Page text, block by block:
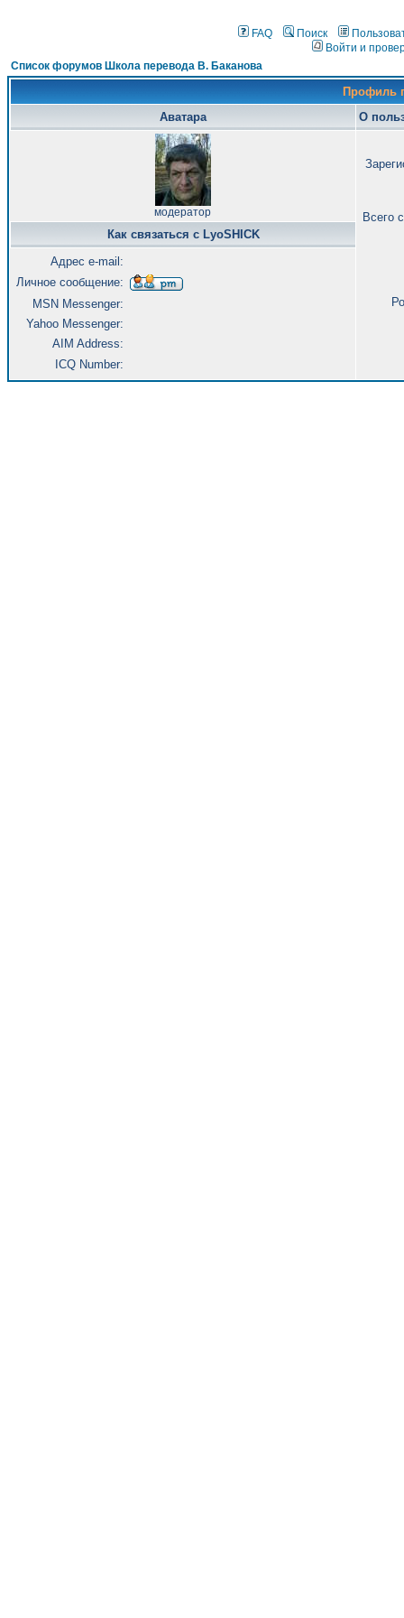
FAQ Поиск
Войти и
Список форумов Школа перевода В. Баканова
Профиль
Аватара
О
модератор Всего
Как связаться с LyoSHICK
Адрес e-mail:
Личное сообщение:
MSN Messenger:
Yahoo Messenger:
AIM Address:
ICQ Number: